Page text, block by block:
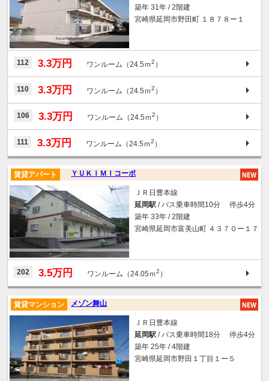
築年 31年 / 2階建
宮崎県延岡市野田町 １８７８ー１
112 3.3万円 ワンルーム（24.5ｍ2 ）
110 3.3万円 ワンルーム（24.5ｍ2 ）
106 3.3万円 ワンルーム（24.5ｍ2 ）
111 3.3万円 ワンルーム（24.5ｍ2 ）
ＹＵＫＩＭＩコーポ
賃貸アパート
ＪＲ日豊本線
延岡駅 / バス乗車時間10分 停歩4分
築年 33年 / 2階建
宮崎県延岡市富美山町 ４３７０ー１７
202 3.5万円 ワンルーム（24.05ｍ2 ）
メゾン舞山
賃貸マンション
ＪＲ日豊本線
延岡駅 / バス乗車時間18分 停歩4分
築年 25年 / 4階建
宮崎県延岡市野田１丁目１ー５